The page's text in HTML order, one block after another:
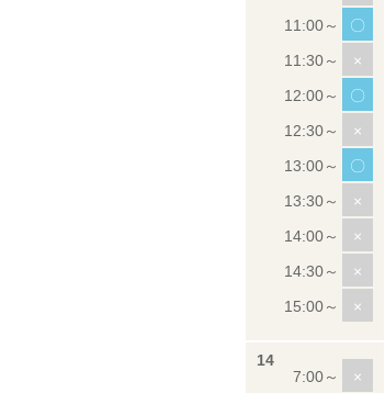
〇
×
〇
×
〇
×
×
×
×
×